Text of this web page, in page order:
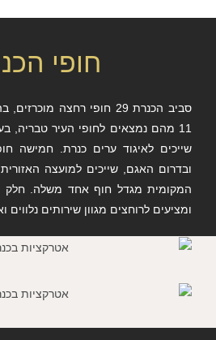
חופי
סביב הכנרת 29 חופי רחצה
שייכים לאיגוד ערים כנרת. חמישה
ובדרום האגם, שייכים למועצה
המקומית מגדל חוף אחד משלה. חלק
ומציעים לרוחצים מגוון שירותים נלווים